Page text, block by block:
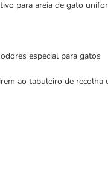
para areia de gato
especial para gatos
ao tabuleiro de recolha